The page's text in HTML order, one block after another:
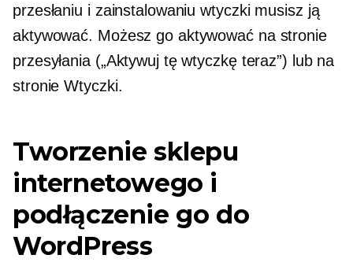
przesłaniu i zainstalowaniu wtyczki musisz ją
aktywować. Możesz go aktywować na stronie
przesyłania („Aktywuj tę wtyczkę teraz”) lub na
stronie Wtyczki.
Tworzenie sklepu
internetowego i
podłączenie go do
WordPress